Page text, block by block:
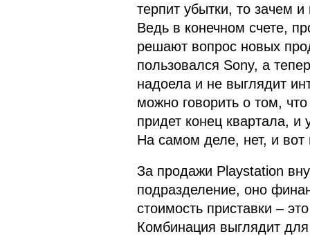
терпит убытки, то зачем
Ведь в конечном счете,
решают вопрос новых
пользовался Sony, а
надоела и не выглядит
можно говорить о том,
придет конец квартала,
На самом деле, нет, и вот
За продажи Playstation
подразделение, оно
стоимость приставки –
Комбинация выглядит